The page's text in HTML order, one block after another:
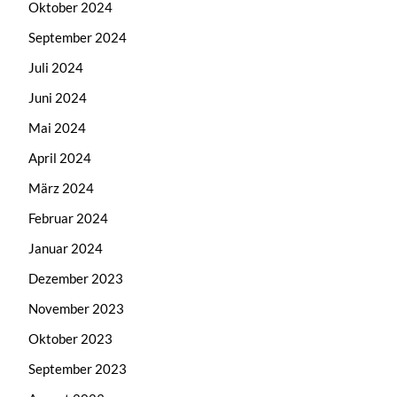
Oktober 2024
September 2024
Juli 2024
Juni 2024
Mai 2024
April 2024
März 2024
Februar 2024
Januar 2024
Dezember 2023
November 2023
Oktober 2023
September 2023